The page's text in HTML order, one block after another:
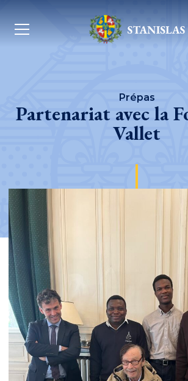
Prépas
Partenariat avec la
Vallet